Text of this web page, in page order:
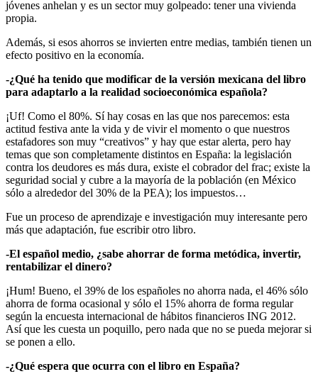
jóvenes anhelan y es un sector muy golpeado: tener una vivienda
propia.
Además, si esos ahorros se invierten entre medias, también tienen un
efecto positivo en la economía.
-¿Qué ha tenido que modificar de la versión mexicana del libro
para adaptarlo a la realidad socioeconómica española?
¡Uf! Como el 80%. Sí hay cosas en las que nos parecemos: esta
actitud festiva ante la vida y de vivir el momento o que nuestros
estafadores son muy “creativos” y hay que estar alerta, pero hay
temas que son completamente distintos en España: la legislación
contra los deudores es más dura, existe el cobrador del frac; existe la
seguridad social y cubre a la mayoría de la población (en México
sólo a alrededor del 30% de la PEA); los impuestos…
Fue un proceso de aprendizaje e investigación muy interesante pero
más que adaptación, fue escribir otro libro.
-El español medio, ¿sabe ahorrar de forma metódica, invertir,
rentabilizar el dinero?
¡Hum! Bueno, el 39% de los españoles no ahorra nada, el 46% sólo
ahorra de forma ocasional y sólo el 15% ahorra de forma regular
según la encuesta internacional de hábitos financieros ING 2012.
Así que les cuesta un poquillo, pero nada que no se pueda mejorar si
se ponen a ello.
-¿Qué espera que ocurra con el libro en España?